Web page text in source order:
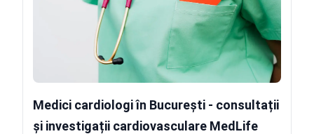
Medici cardiologi în București - consultații
și investigații cardiovasculare MedLife